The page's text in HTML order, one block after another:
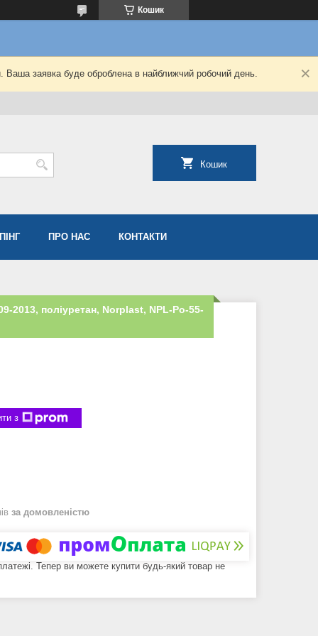
Кошик
Ваша заявка буде оброблена в найближчий робочий день.
Кошик
ПРО НАС КОНТАКТИ
2013, поліуретан, Norplast, NPL-Po-55-
з
за домовленістю
Тепер ви можете купити будь-який товар не